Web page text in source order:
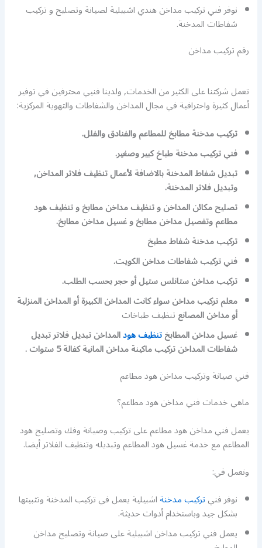
نوفر فني تركيب مداخن هندي اشبيلية لصيانة وتصليح و تركيب
شفاطات المدخنة.
رقم تركيب مداخن
تعمل شركتنا على الكثير من الخدمات, ولدينا فنيي محترفين في توفير
أعمال كثيرة واحترافية في مجال المداخن والشفاطات والتهوية المركزية:
تركيب مدخنة مطابخ للمطاعم والفنادق والفلل.
فني تركيب مدخنة طباخ كبير وصغير.
تبديل شفاط المدخنة بالاضافة لأعمال تنظيف فلاتر المداخن,
وتبديل فلاتر المدخنة.
تصليح مكائن المداخن و تنظيف مداخن مطابخ و تنظيف هود
مطاعم وتفصيل مداخن مطابخ و غسيل مداخن مطابخ.
تركيب مدخنة شفاط مطبخ
فني تركيب شفاطات مداخن الكويت.
تركيب مداخن ستانلس ستيل أو حجر بحسب الطلب.
معلم تركيب مداخن سواء كانت المداخن الكبيرة أو المداخن المنزلية
أو مداخن المصانعتنظيف طباخات
غسيل مداخن المطابختنظيف هودالمداخن تبديل فلاتر تبديل
شفاطات المداخن تركيب ماكينة مداخن المانية كفالة 5 ستوات .
فني صيانة وتركيب مداخن هود مطاعم
ماهي خدمات فني مداخن هود مطاعم؟
يعمل فني مداخن هود مطاعم على تركيب وصيانة وفك وتصليح هود
المطاعم مع خدمة غسيل هود المطاعم وتبديله وتنظيف الفلاتر أيضا.
ونعمل في:
نوفر فنيتركيب مدخنةاشبيلية يعمل في تركيب المدخنة وتثبيتها
بشكل جيد وباستخدام أدوات حديثة.
يعمل فني تركيب مداخن اشبيلية على صيانة وتصليح مداخن